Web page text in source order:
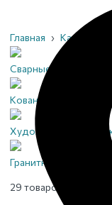
Главная › Каталог
Сварные
Кованые
Художественная
Гранитные
29 товаров